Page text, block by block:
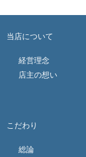
当店について
経営理念
店主の想い
こだわり
総論